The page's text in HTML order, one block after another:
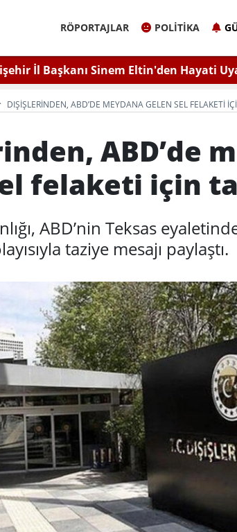
RÖPORTAJLAR POLITIKA
İl Başkanı Sinem Eltin'den Hayati
Dolma Bilgiyle İlaçlama Ölüm
DIŞIŞLERINDEN, ABD’DE MEYDANA GELEN SEL FELAKETI
ABD’de
felaketi için
ABD’nin Teksas
taziye mesajı paylaştı.